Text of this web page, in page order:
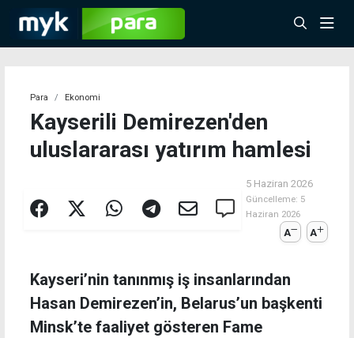
Para Ekonomi
Kayserili Demirezen'den
uluslararası yatırım hamlesi
5 Haziran 2026
Güncelleme: 5
Haziran 2026
A A
Kayseri’nin tanınmış iş insanlarından
Hasan Demirezen’in, Belarus’un başkenti
Minsk’te faaliyet gösteren Fame